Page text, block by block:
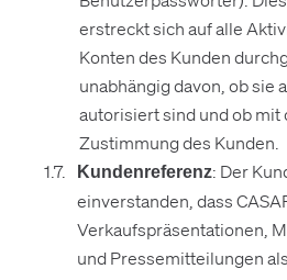
erstreckt sich auf alle
Konten des Kunden
unabhängig davon, ob sie
autorisiert sind und ob
Zustimmung des Kunden.
Kundenreferenz: Der
einverstanden, dass
Verkaufspräsentationen,
und Pressemitteilungen